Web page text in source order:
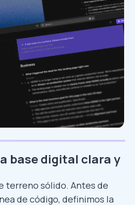
base digital clara y
terreno sólido. Antes de
de código, definimos la